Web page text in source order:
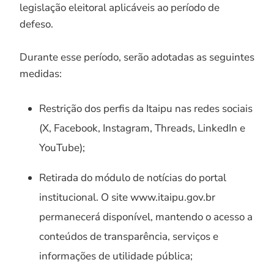
legislação eleitoral aplicáveis ao período de
defeso.
Durante esse período, serão adotadas as seguintes
medidas:
Restrição dos perfis da Itaipu nas redes sociais
(X, Facebook, Instagram, Threads, LinkedIn e
YouTube);
Retirada do módulo de notícias do portal
institucional. O site www.itaipu.gov.br
permanecerá disponível, mantendo o acesso a
conteúdos de transparência, serviços e
informações de utilidade pública;